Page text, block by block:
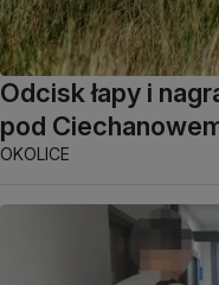
Odcisk łapy i
pod
OKOLICE